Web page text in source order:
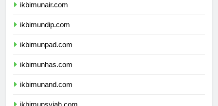
ikbimunair.com
ikbimundip.com
ikbimunpad.com
ikbimunhas.com
ikbimunand.com